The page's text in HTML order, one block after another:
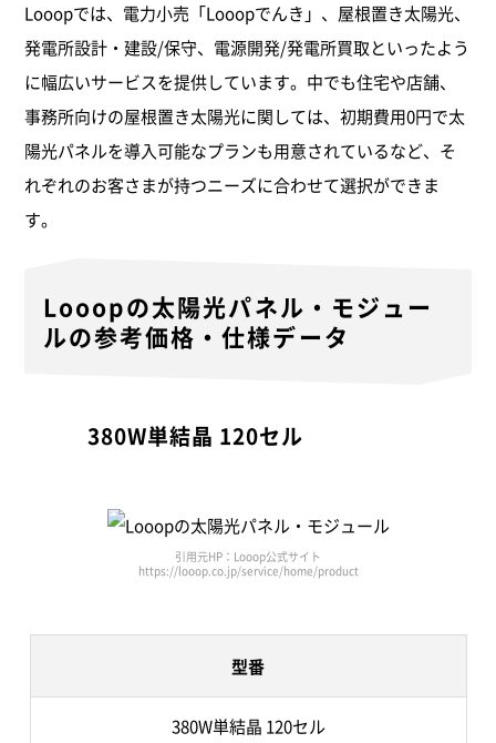
Looopでは、電力小売「Looopでんき」、屋根置き太陽光、
発電所設計・建設/保守、電源開発/発電所買取といったよう
に幅広いサービスを提供しています。中でも住宅や店舗、
事務所向けの屋根置き太陽光に関しては、初期費用0円で太
陽光パネルを導入可能なプランも用意されているなど、そ
れぞれのお客さまが持つニーズに合わせて選択ができま
す。
Looopの太陽光パネル・モジュー
ルの参考価格・仕様データ
380W単結晶 120セル
引用元HP：Looop公式サイト
https://looop.co.jp/service/home/product
型番
380W単結晶 120セル